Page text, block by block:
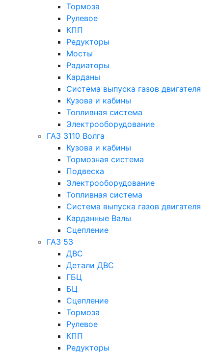
Тормоза
Рулевое
КПП
Редукторы
Мосты
Радиаторы
Карданы
Система выпуска газов двигателя
Кузова и кабины
Топливная система
Электрооборудование
ГАЗ 3110 Волга
Кузова и кабины
Тормозная система
Подвеска
Электрооборудование
Топливная система
Система выпуска газов двигателя
Карданные Валы
Сцепление
ГАЗ 53
ДВС
Детали ДВС
ГБЦ
БЦ
Сцепление
Тормоза
Рулевое
КПП
Редукторы